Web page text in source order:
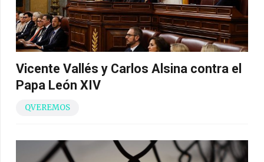
Vicente Vallés y Carlos Alsina contra el
Papa León XIV
QVEREMOS